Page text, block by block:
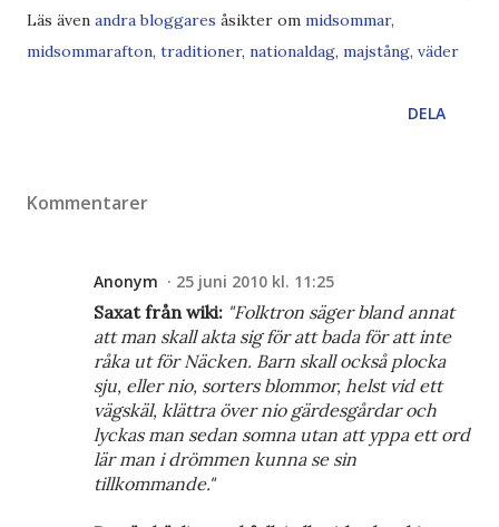
Läs även andra bloggares åsikter om midsommar,
midsommarafton, traditioner, nationaldag, majstång, väder
DELA
Kommentarer
Anonym 25 juni 2010 kl. 11:25
Saxat från wiki: "Folktron säger bland annat
att man skall akta sig för att bada för att inte
råka ut för Näcken. Barn skall också plocka
sju, eller nio, sorters blommor, helst vid ett
vägskäl, klättra över nio gärdesgårdar och
lyckas man sedan somna utan att yppa ett ord
lär man i drömmen kunna se sin
tillkommande."